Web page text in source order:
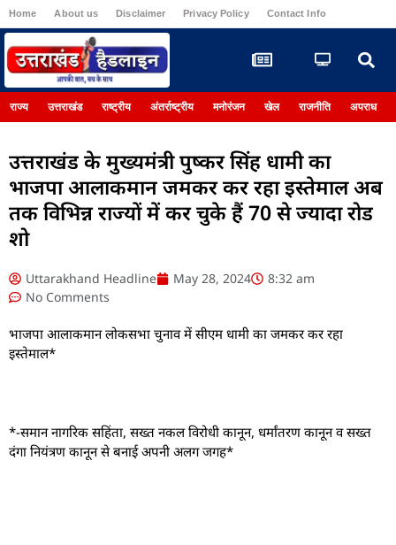
Home About us Disclaimer Privacy Policy Contact Info
राज्य उत्तराखंड राष्ट्रीय अंतर्राष्ट्रीय मनोरंजन खेल राजनीति अपराध
उत्तराखंड के मुख्यमंत्री पुष्कर सिंह धामी का
भाजपा आलाकमान जमकर कर रहा इस्तेमाल अब
तक विभिन्न राज्यों में कर चुके हैं 70 से ज्यादा रोड
शो
Uttarakhand Headline May 28, 2024
8:32 am
No Comments
भाजपा आलाकमान लोकसभा चुनाव में सीएम धामी का जमकर कर रहा
इस्तेमाल*
*-समान नागरिक सहिंता, सख्त नकल विरोधी कानून, धर्मांतरण कानून व सख्त
दंगा नियंत्रण कानून से बनाई अपनी अलग जगह*